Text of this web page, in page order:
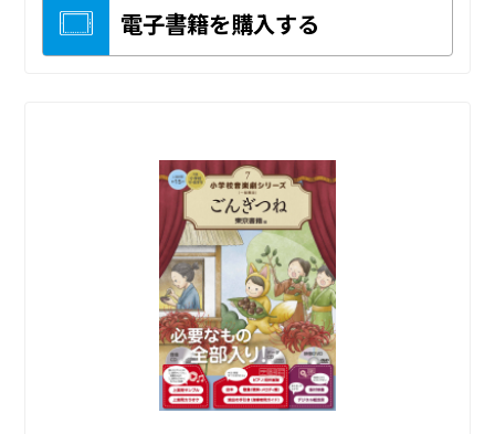
電子書籍を購入する